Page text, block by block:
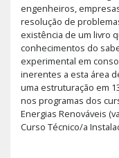
engenheiros,
resolução de
existência de um livro
conhecimentos do
experimental em
inerentes a esta área
uma estruturação em
nos programas dos
Energias Renováveis
Curso Técnico/a